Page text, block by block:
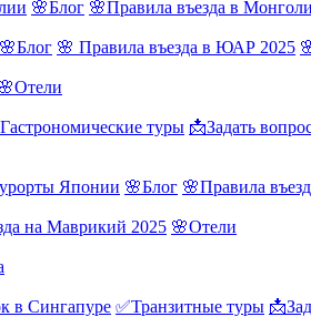
🌸Блог 🌸Правила въезда в
🌸Блог 🌸 Правила въезда в ЮАР 2025
туры 📩Задать
Японии 🌸Блог 🌸Правила
на Маврикий 2025 🌸Отели
в Сингапуре ✅Транзитные туры